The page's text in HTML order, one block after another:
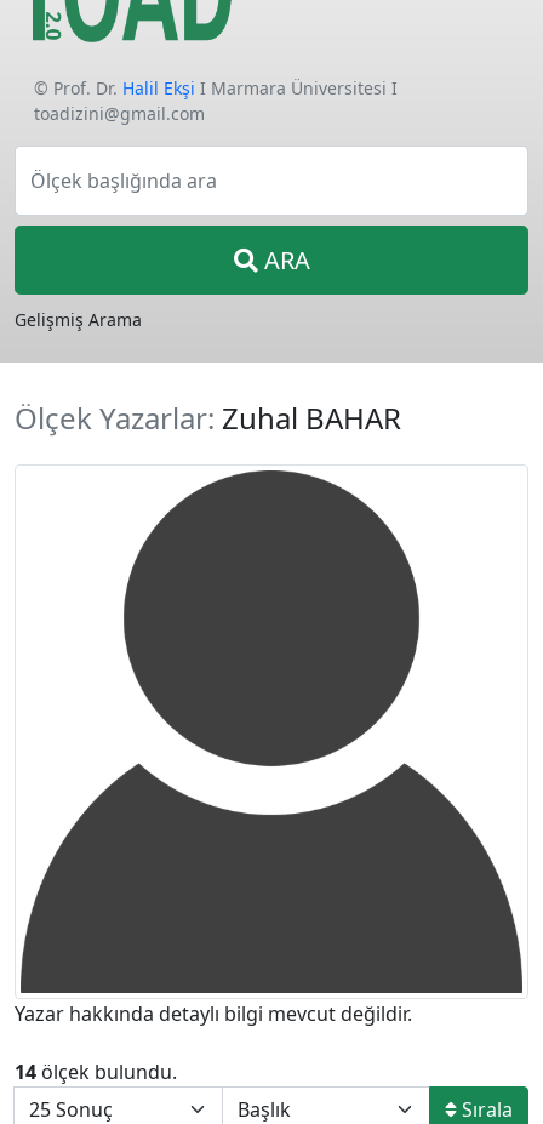
© Prof. Dr. Halil Ekşi I Marmara Üniversitesi I
toadizini@gmail.com
Ölçek başlığında ara
ARA
Gelişmiş Arama
Ölçek Yazarlar: Zuhal BAHAR
Yazar hakkında detaylı bilgi mevcut değildir.
14 ölçek bulundu.
Sırala